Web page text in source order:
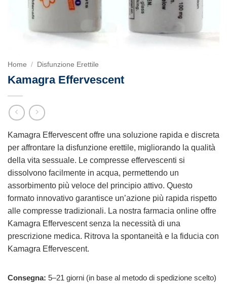
Home / Disfunzione Erettile
Kamagra Effervescent
Kamagra Effervescent offre una soluzione rapida e discreta
per affrontare la disfunzione erettile, migliorando la qualità
della vita sessuale. Le compresse effervescenti si
dissolvono facilmente in acqua, permettendo un
assorbimento più veloce del principio attivo. Questo
formato innovativo garantisce un’azione più rapida rispetto
alle compresse tradizionali. La nostra farmacia online offre
Kamagra Effervescent senza la necessità di una
prescrizione medica. Ritrova la spontaneità e la fiducia con
Kamagra Effervescent.
Consegna: 5–21 giorni (in base al metodo di spedizione scelto)